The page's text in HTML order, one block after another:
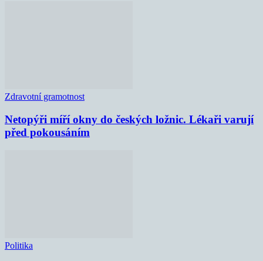
Zdravotní gramotnost
Netopýři míří okny do českých ložnic. Lékaři varují
před pokousáním
Politika